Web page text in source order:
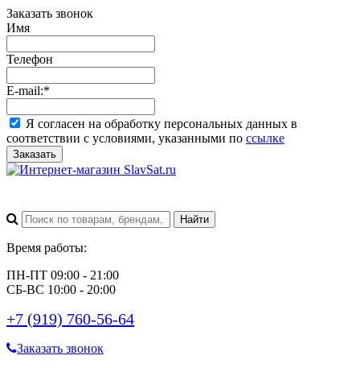
Заказать звонок
Имя
Телефон
E-mail:*
Я согласен на обработку персональных данных в
соответствии с условиями, указанными по ссылке
Заказать
Время работы:
ПН-ПТ 09:00 - 21:00
СБ-ВС 10:00 - 20:00
+7 (919) 760-56-64
Заказать звонок